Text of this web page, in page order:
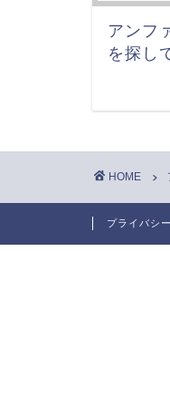
アンフ
を探し
HOME
プライバシ